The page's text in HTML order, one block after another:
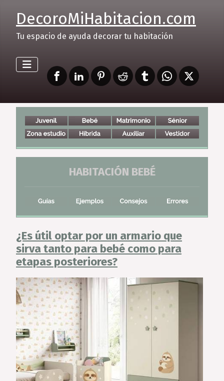
DecoroMiHabitacion.com
Tu espacio de ayuda decorar tu habitación
HABITACIÓN BEBÉ
¿Es útil optar por un armario que
sirva tanto para bebé como para
etapas posteriores?